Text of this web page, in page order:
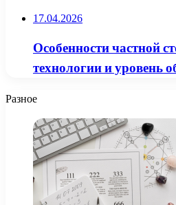
17.04.2026
Особенности частной
технологии и уровень
Разное